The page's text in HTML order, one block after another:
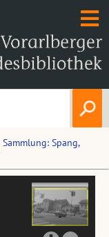
Sammlung: Spang,